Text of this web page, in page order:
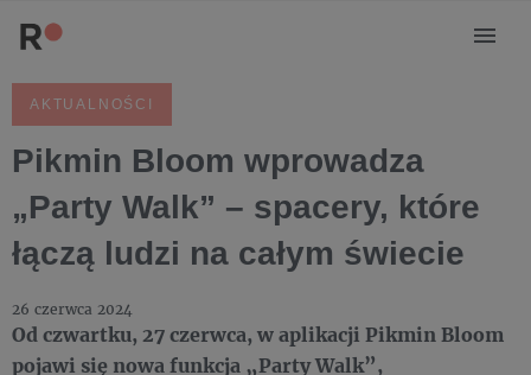
AKTUALNOŚCI
Pikmin Bloom wprowadza
„Party Walk” – spacery, które
łączą ludzi na całym świecie
26 czerwca 2024
Od czwartku, 27 czerwca, w aplikacji Pikmin Bloom
pojawi się nowa funkcja „Party Walk”,